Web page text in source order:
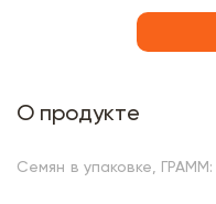
О продукте
Семян в упаковке, ГРАММ: